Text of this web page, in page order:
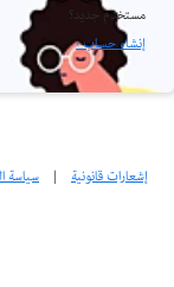
مستخدم جديد؟
إنشاء حساب ›
إشعارات قانونية | سياسة